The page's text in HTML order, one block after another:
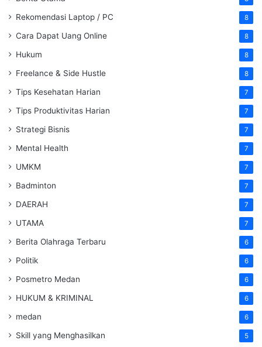
Rekomendasi Laptop / PC 8
Cara Dapat Uang Online 8
Hukum 8
Freelance & Side Hustle 8
Tips Kesehatan Harian 7
Tips Produktivitas Harian 7
Strategi Bisnis 7
Mental Health 7
UMKM 7
Badminton 7
DAERAH 7
UTAMA 7
Berita Olahraga Terbaru 6
Politik 6
Posmetro Medan 6
HUKUM & KRIMINAL 6
medan 6
Skill yang Menghasilkan 5